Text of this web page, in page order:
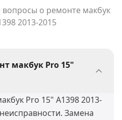
о ремонте макбук
2013-2015
макбук Pro 15"
Pro 15" A1398 2013-
Замена